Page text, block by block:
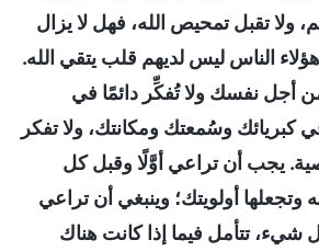
ولا تقبل تمحيص الله، فهل لا يزال
الناس ليس لديهم قلب يتقي الله.
من أجل نفسك ولا تُفكِّر دائمًا في
كبريائك وسُمعتك ومكانتك، ولا تفكر
يجب أن تراعي أوَّلًا وقبل كل
أولويتك؛ وينبغي أن تراعي
شيء، تتأمل فيما إذا كانت هناك